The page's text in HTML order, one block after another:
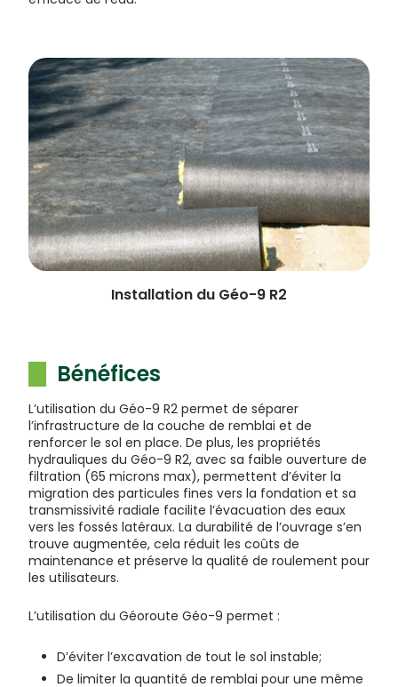
Installation du Géo-9 R2
Bénéfices
L’utilisation du Géo-9 R2 permet de séparer
l’infrastructure de la couche de remblai et de
renforcer le sol en place. De plus, les propriétés
hydrauliques du Géo-9 R2, avec sa faible ouverture de
filtration (65 microns max), permettent d’éviter la
migration des particules fines vers la fondation et sa
transmissivité radiale facilite l’évacuation des eaux
vers les fossés latéraux. La durabilité de l’ouvrage s’en
trouve augmentée, cela réduit les coûts de
maintenance et préserve la qualité de roulement pour
les utilisateurs.
L’utilisation du Géoroute Géo-9 permet :
D’éviter l’excavation de tout le sol instable;
De limiter la quantité de remblai pour une même